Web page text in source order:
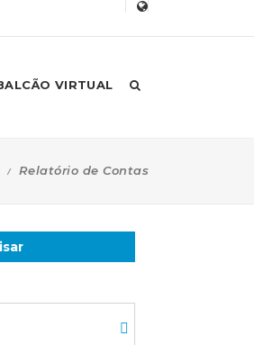
VIRTUAL
Relatório de Contas